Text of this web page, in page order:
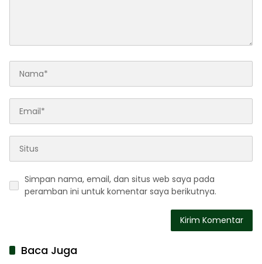
Simpan nama, email, dan situs web saya pada
peramban ini untuk komentar saya berikutnya.
Baca Juga